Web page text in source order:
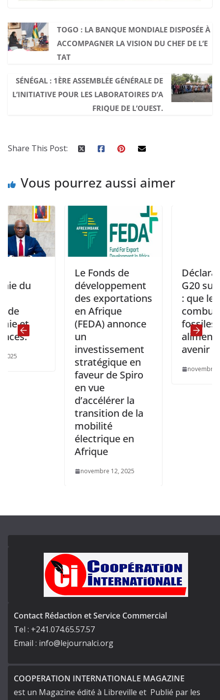
TOGO : LA BANQUE MONDIALE DISPOSÉE À
ACCOMPAGNER LA VISION DU CHEF DE L’E
TAT
SÉNÉGAL : 1ÈRE ASSEMBLÉE GÉNÉRALE DE
L’INITIATIVE POUR LES LABORATOIRES D’A
FRIQUE DE L’OUEST.
Share This Post:
Vous pourrez aussi aimer
Le Fonds de
développement
des exportations
en Afrique
(FEDA) annonce
investissement
stratégique en
faveur de Spiro
d’accélérer la
transition de la
mobilité
électrique en
Afrique
novembre 12, 2025
Déclaration du
G20 sur
: que les
combustibles
fossiles
alimentent
avenir
novembre 25, 2025
Contact Rédaction et Service Commercial
Tel : +241.074.65.57.57
Email : info@lejournalci.org
COOPERATION INTERNATIONALE MAGAZINE
est un Magazine édité à Libreville et Publié par les